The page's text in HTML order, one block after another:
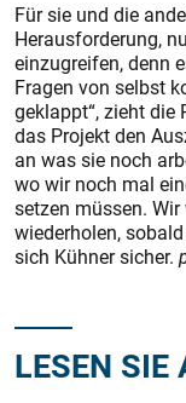
Für sie und die
Herausforderung,
einzugreifen, denn
Fragen von selbst
geklappt“, zieht die
das Projekt den
an was sie noch
wo wir noch mal
setzen müssen.
wiederholen,
sich Kühner sicher.
LESEN SIE